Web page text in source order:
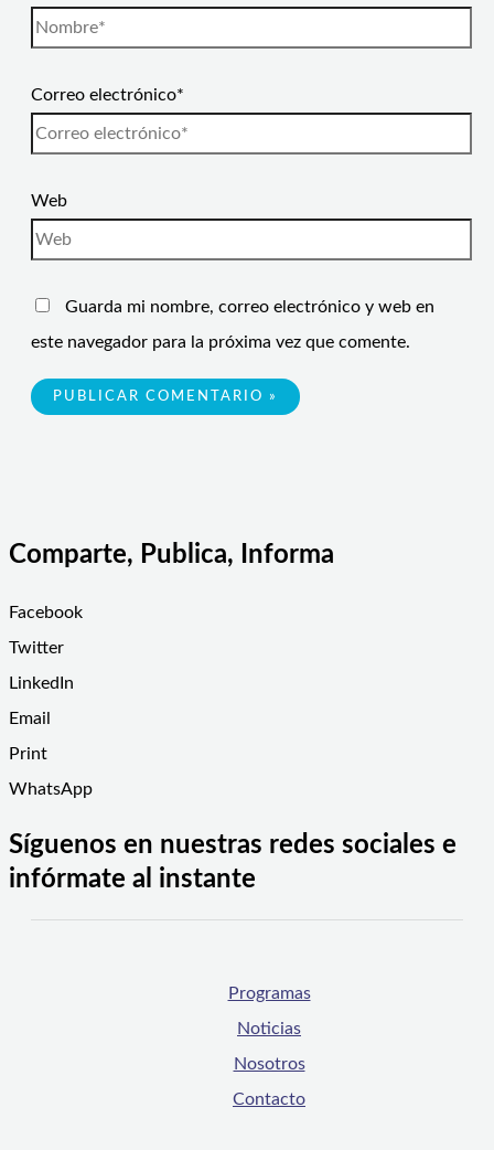
Correo electrónico*
Web
Guarda mi nombre, correo electrónico y web en
este navegador para la próxima vez que comente.
Comparte, Publica, Informa
Facebook
Twitter
LinkedIn
Email
Print
WhatsApp
Síguenos en nuestras redes sociales e
infórmate al instante
Programas
Noticias
Nosotros
Contacto